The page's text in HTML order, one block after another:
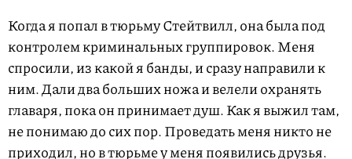
Когда я попал в тюрьму Стейтвилл, она была под
контролем криминальных группировок. Меня
спросили, из какой я банды, и сразу направили к
ним. Дали два больших ножа и велели охранять
главаря, пока он принимает душ. Как я выжил там,
не понимаю до сих пор. Проведать меня никто не
приходил, но в тюрьме у меня появились друзья.